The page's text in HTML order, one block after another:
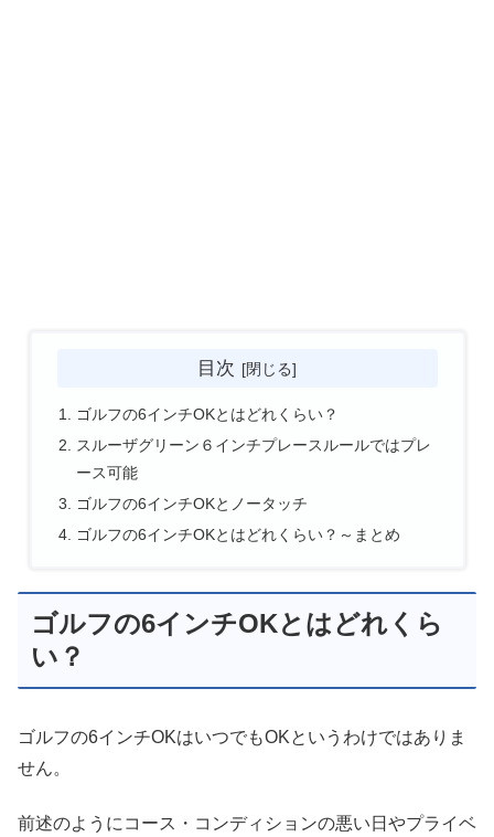
目次
ゴルフの6インチOKとはどれくらい？
スルーザグリーン６インチプレースルールではプレ
ース可能
ゴルフの6インチOKとノータッチ
ゴルフの6インチOKとはどれくらい？～まとめ
ゴルフの6インチOKとはどれくら
い？
ゴルフの6インチOKはいつでもOKというわけではありま
せん。
前述のようにコース・コンディションの悪い日やプライベ